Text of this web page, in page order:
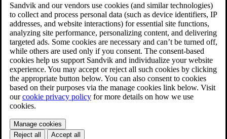
Sandvik and our vendors use cookies (and similar technologies)
to collect and process personal data (such as device identifiers, IP
addresses, and website interactions) for essential site functions,
analyzing site performance, personalizing content, and delivering
targeted ads. Some cookies are necessary and can’t be turned off,
while others are used only if you consent. The consent-based
cookies help us support Sandvik and individualize your website
experience. You may accept or reject all such cookies by clicking
the appropriate button below. You can also consent to cookies
based on their purposes via the manage cookies link below. Visit
ourcookie privacy policy for more details on how we use
cookies.
Manage cookies
Reject all
Accept all